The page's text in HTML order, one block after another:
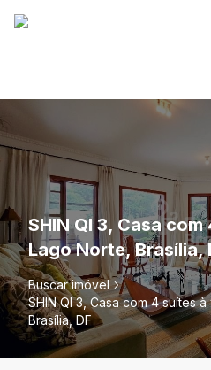
SHIN QI 3, Casa
Lago Norte, Brasília,
Buscar imóvel
SHIN QI 3, Casa com 4 suítes
Brasília, DF